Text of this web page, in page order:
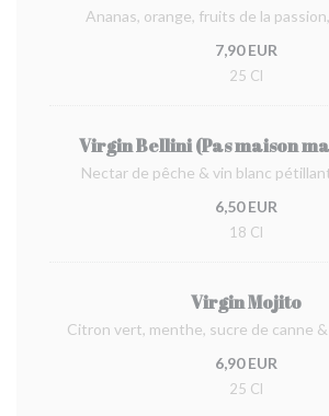
Ananas, orange, fruits de la
7,90 EUR
25 Cl
Virgin Bellini (Pas maison
Nectar de pêche & vin blanc
6,50 EUR
18 Cl
Virgin Mojito
Citron vert, menthe, sucre de canne
6,90 EUR
25 Cl